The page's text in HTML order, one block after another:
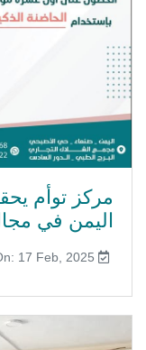
مركز توأم
اليمن في